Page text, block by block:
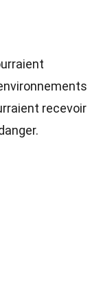
recevoir